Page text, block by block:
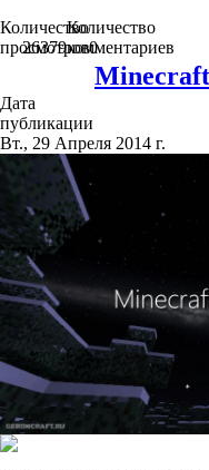
Количество
просмотров
26379
Количество
комментариев
0
Дата
публикации
Вт., 29 Апреля 2014 г.